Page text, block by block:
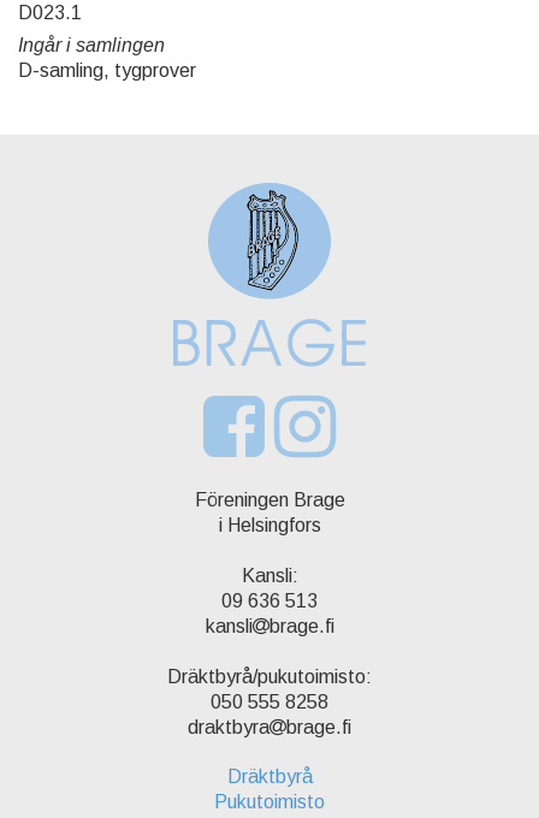
D023.1
Ingår i samlingen
D-samling, tygprover
Föreningen Brage
i Helsingfors
Kansli:
09 636 513
kansli
brage.fi
Dräktbyrå/pukutoimisto:
050 555 8258
draktbyra
brage.fi
Dräktbyrå
Pukutoimisto